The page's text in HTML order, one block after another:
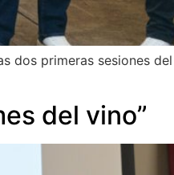
dos primeras sesiones
del vino”